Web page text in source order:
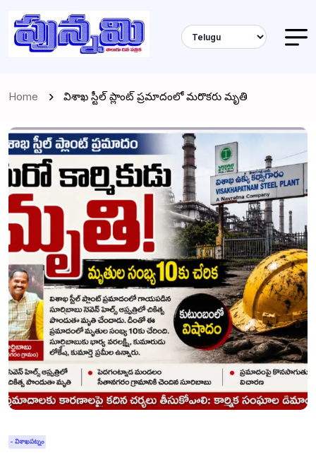
Home విశాఖ స్టీల్ ప్లాంట్ ప్రమాదంలో మరొకరు మృతి
- విశాఖపట్నం